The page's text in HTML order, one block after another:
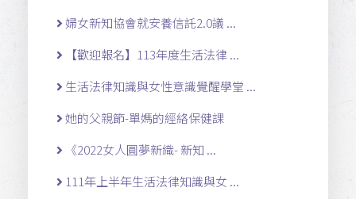
婦女新知協會就安養信託2.0議 ...
【歡迎報名】113年度生活法律 ...
生活法律知識與女性意識覺醒學堂 ...
她的父親節-單媽的經絡保健課
《2022女人圓夢新織- 新知 ...
111年上半年生活法律知識與女 ...